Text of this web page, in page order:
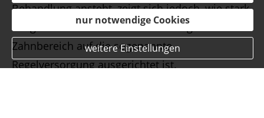
Behandlung ansteht, zeigt sich jedoch, wie stark
die gesetzliche Krankenversicherung im
Zahnbereich auf die sogenannte
Regelversorgung ausgerichtet ist.
nur notwendige Cookies
weitere Einstellungen